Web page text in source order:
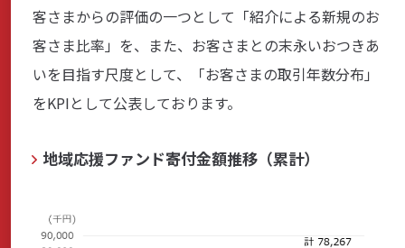
サステナビリティ
よくあるご質問はこちら
客さまからの評価の一つとして「紹介による新規のお
客さま比率」を、また、お客さまとの末永いおつきあ
いを目指す尺度として、「お客さまの取引年数分布」
をKPIとして公表しております。
地域応援ファンド寄付金額推移（累計）